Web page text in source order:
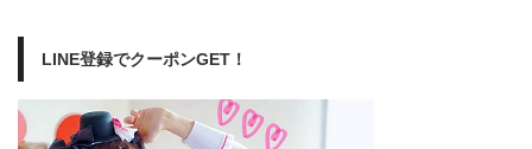
LINE登録でクーポンGET！